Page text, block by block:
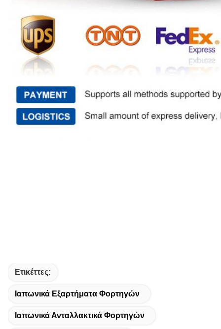
Ετικέττες:
Ιαπωνικά Εξαρτήματα Φορτηγών
Ιαπωνικά Ανταλλακτικά Φορτηγών